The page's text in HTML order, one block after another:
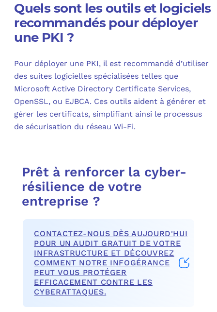
Quels sont les outils et logiciels
recommandés pour déployer
une PKI ?
Pour déployer une PKI, il est recommandé d’utiliser
des suites logicielles spécialisées telles que
Microsoft Active Directory Certificate Services,
OpenSSL, ou EJBCA. Ces outils aident à générer et
gérer les certificats, simplifiant ainsi le processus
de sécurisation du réseau Wi-Fi.
Prêt à renforcer la cyber-
résilience de votre
entreprise ?
CONTACTEZ-NOUS DÈS AUJOURD'HUI
POUR UN AUDIT GRATUIT DE VOTRE
INFRASTRUCTURE ET DÉCOUVREZ
COMMENT NOTRE INFOGÉRANCE
PEUT VOUS PROTÉGER
EFFICACEMENT CONTRE LES
CYBERATTAQUES.